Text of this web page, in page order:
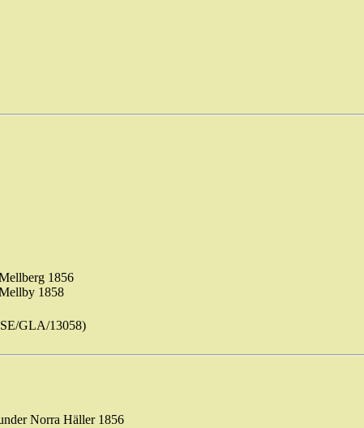
1856
1858
GLA/13058)
Norra Häller 1856